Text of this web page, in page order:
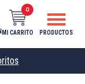
MI CARRITO
0
PRODUCTOS